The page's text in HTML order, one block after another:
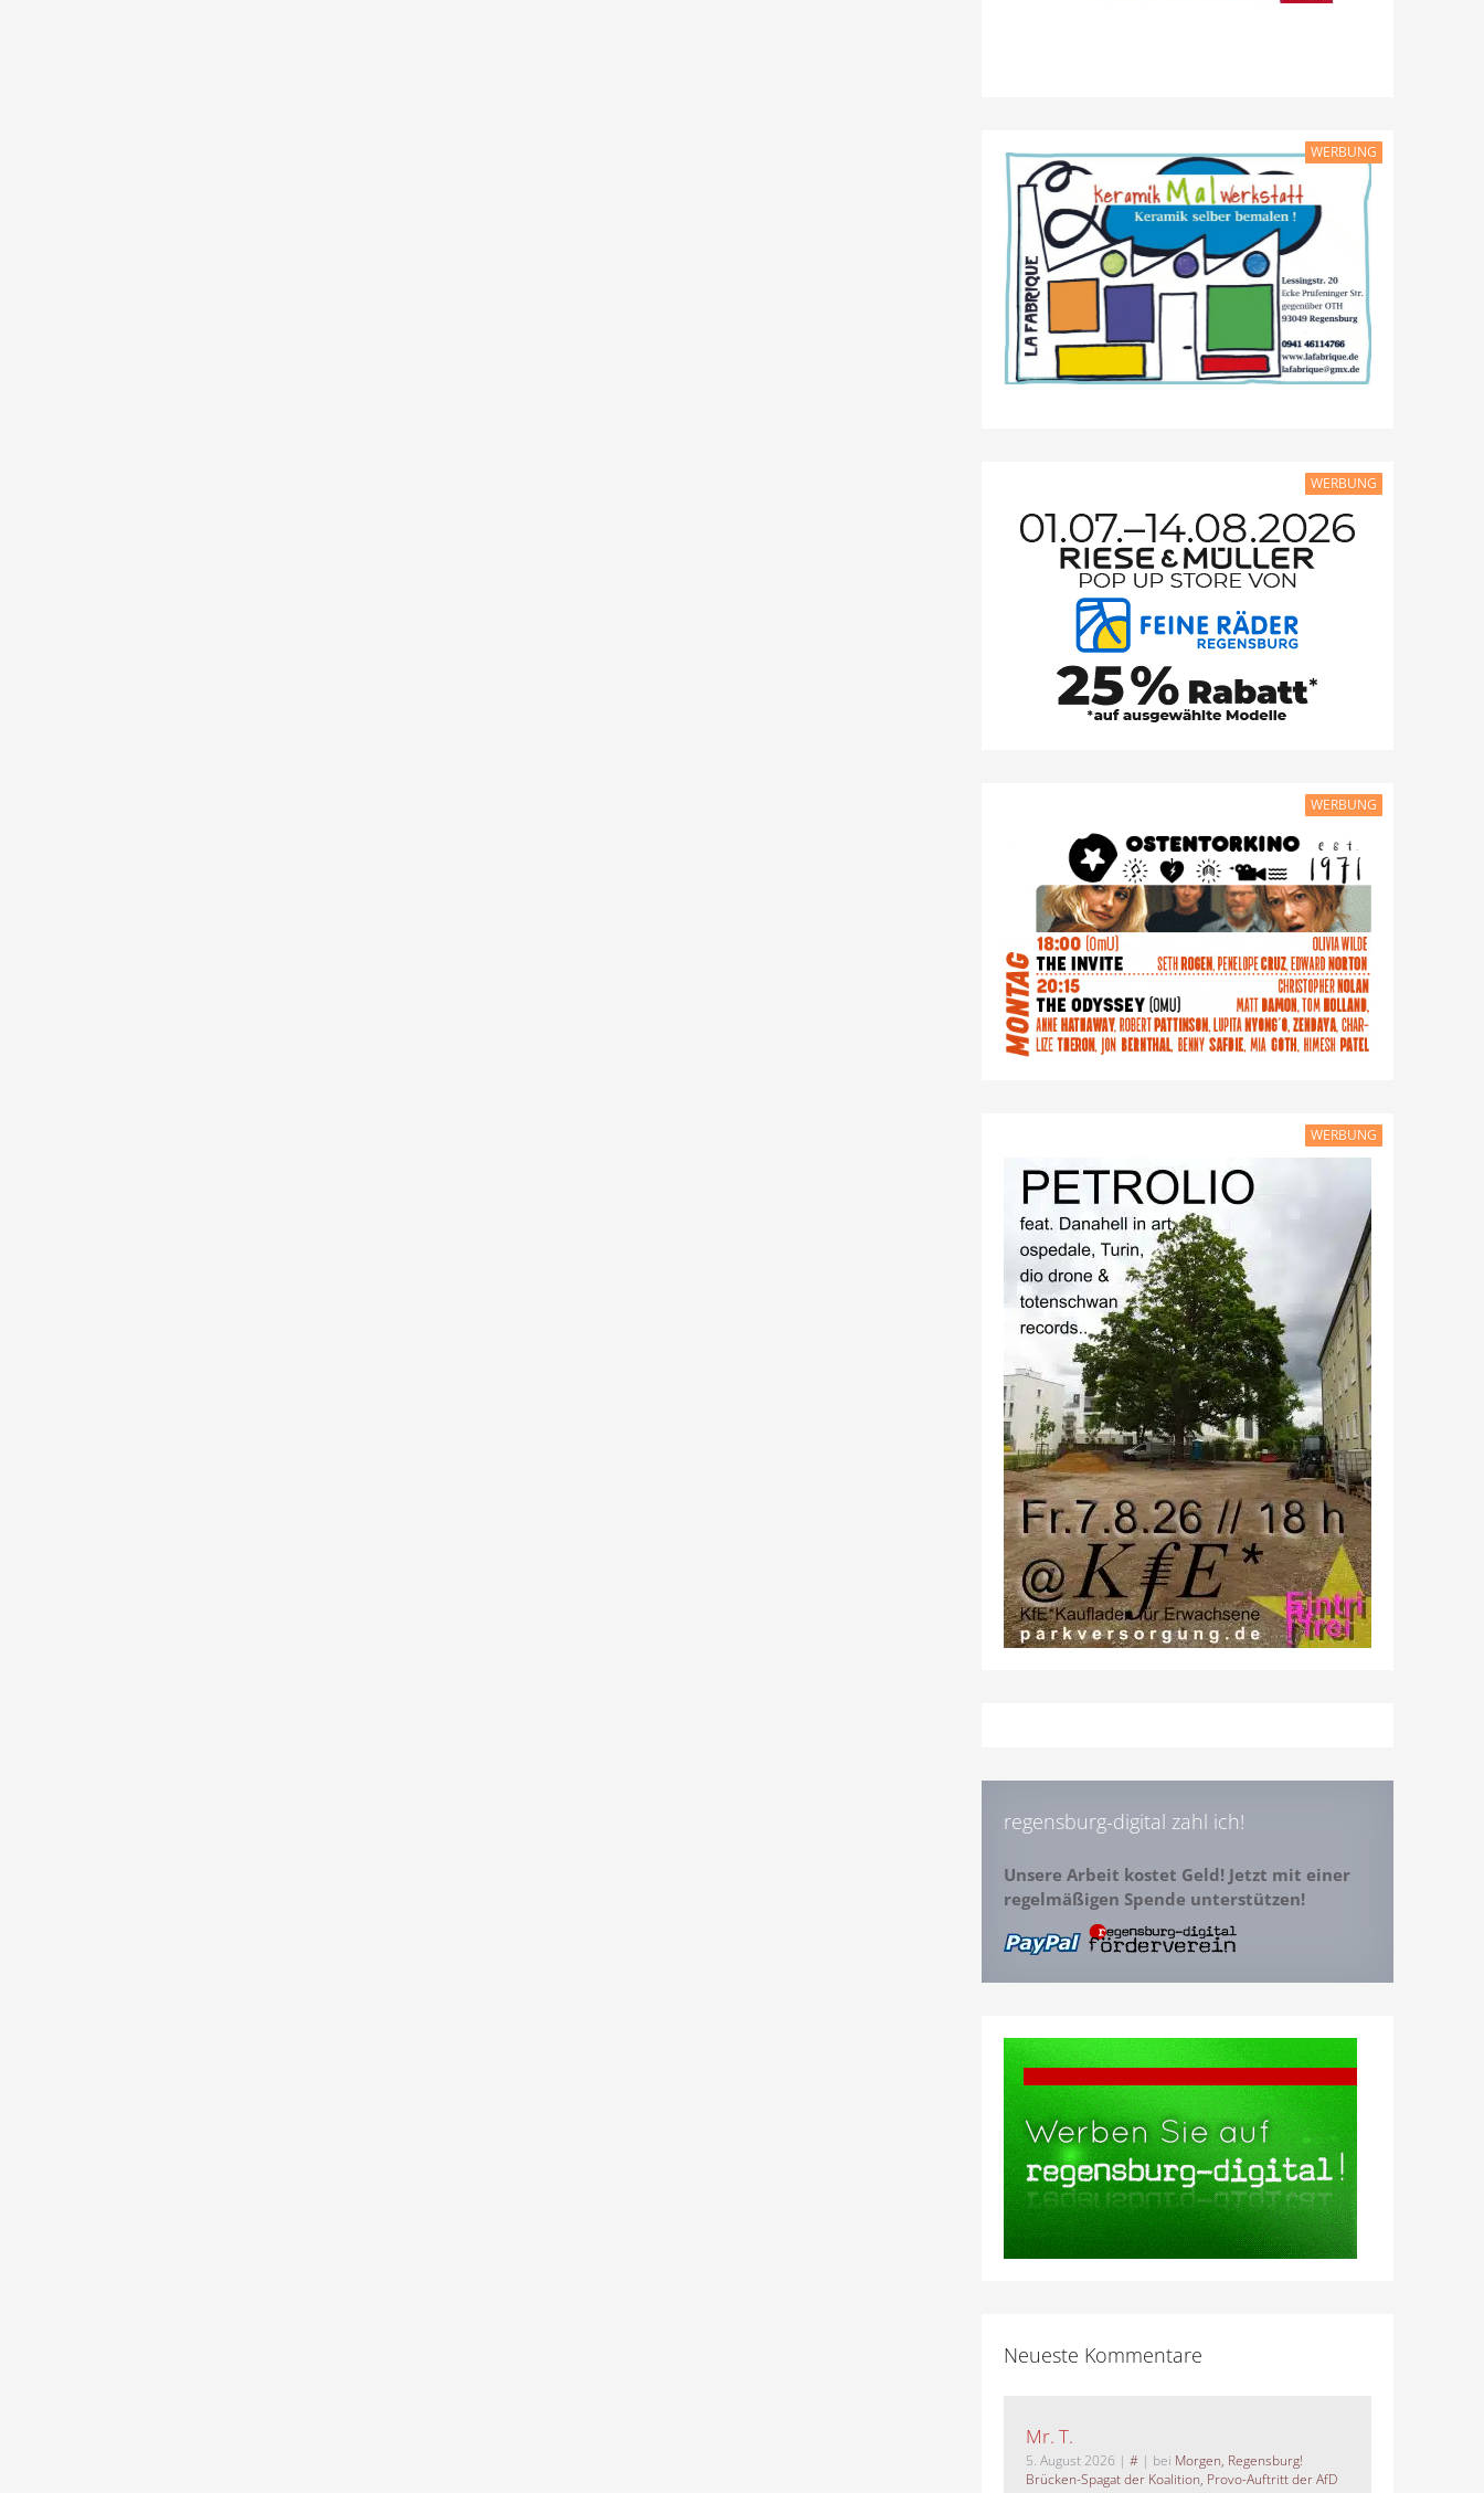
WERBUNG
WERBUNG
WERBUNG
WERBUNG
regensburg-digital zahl ich!
Unsere Arbeit kostet Geld! Jetzt mit einer
regelmäßigen Spende unterstützen!
Neueste Kommentare
Mr. T.
5. August 2026 | #| bei Morgen, Regensburg!
Brücken-Spagat der Koalition, Provo-Auftritt der AfD